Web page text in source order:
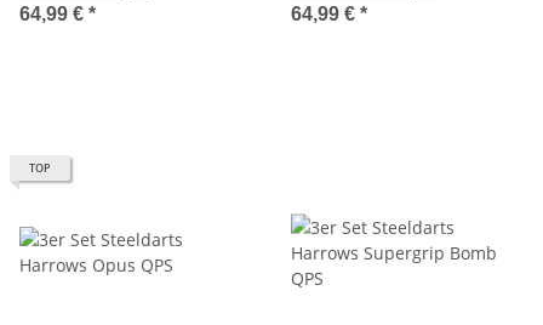
64,99 € * 64,99 € *
TOP